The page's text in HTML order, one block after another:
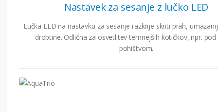
Nastavek za sesanje z lučko LED
Lučka LED na nastavku za sesanje razkrije skriti prah,
drobtine. Odlična za osvetlitev temnejših kotičkov, npr. pod
pohištvom.